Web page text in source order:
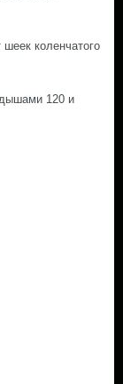
коленчатого
120 и